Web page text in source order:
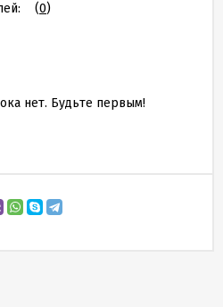
(0)
нет. Будьте первым!